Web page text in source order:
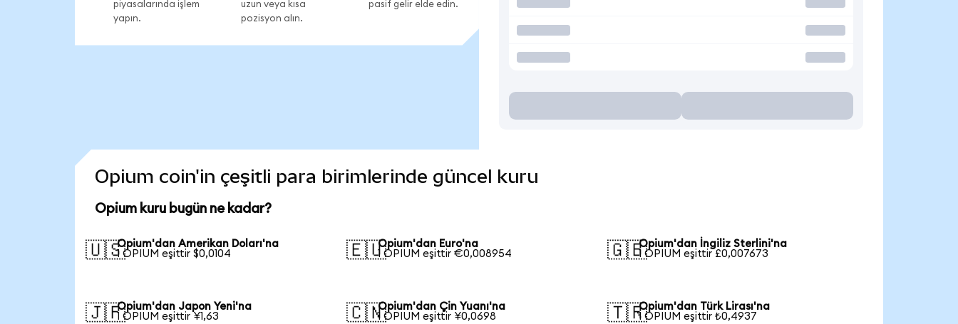
piyasalarında işlem
yapın.
uzun veya kısa
pozisyon alın.
pasif gelir elde edin.
Opium coin'in çeşitli para birimlerinde güncel kuru
Opium kuru bugün ne kadar?
🇺🇸Opium'dan Amerikan Doları'na
1 OPIUM eşittir $0,0104
🇪🇺Opium'dan Euro'na
1 OPIUM eşittir €0,008954
🇬🇧Opium'dan İngiliz Sterlini'na
1 OPIUM eşittir £0,007673
🇯🇵Opium'dan Japon Yeni'na
1 OPIUM eşittir ¥1,63
🇨🇳Opium'dan Çin Yuanı'na
1 OPIUM eşittir ¥0,0698
🇹🇷Opium'dan Türk Lirası'na
1 OPIUM eşittir ₺0,4937